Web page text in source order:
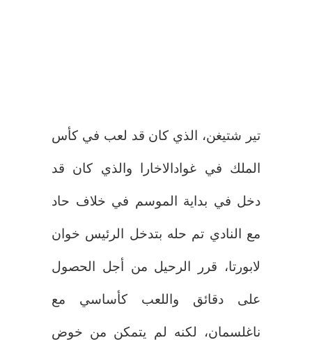
تير شتيغن، الذي كان قد لعب في كأس
الملك في غوادالاخارا والذي كان قد
دخل في بداية الموسم في خلاف حاد
مع النادي تم حله بتدخل الرئيس خوان
لابورتا، قرر الرحيل من أجل الحصول
على دقائق واللعب كأساسي مع
ناغلسمان، لكنه لم يتمكن من خوض